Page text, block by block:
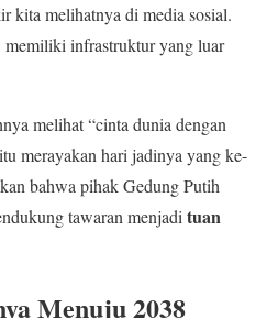
kita melihatnya di media sosial.
memiliki infrastruktur yang luar
melihat “cinta dunia dengan
merayakan hari jadinya yang ke-
bahwa pihak Gedung Putih
tawaran menjadi tuan
Menuju 2038